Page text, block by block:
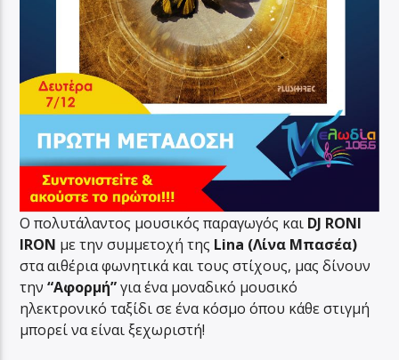
Ο πολυτάλαντος μουσικός παραγωγός και DJ RONI
IRON με την συμμετοχή της Lina (Λίνα Μπασέα)
στα αιθέρια φωνητικά και τους στίχους, μας δίνουν
την“Αφορμή”για ένα μοναδικό μουσικό
ηλεκτρονικό ταξίδι σε ένα κόσμο όπου κάθε στιγμή
μπορεί να είναι ξεχωριστή!